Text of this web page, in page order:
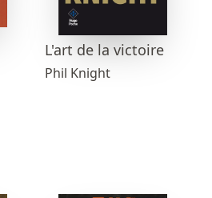
L'art de la victoire
Phil Knight